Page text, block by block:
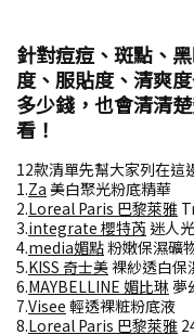
針對痘痘、斑點、
度、服貼度、清爽
多少錢，也會清清
看！
12款清單先幫大家列在這
1.Za 美白聚光粉底精華
2.Loreal Paris 巴黎萊雅
3.integrate 櫻特芮迷人
4.media媚點粉嫩保濕礦
5.KISS 奇士美裸紗透白保
6.MAYBELLINE 媚比琳 夢
7.Visee 輕透裸粧粉底液
8.Loreal Paris 巴黎萊雅